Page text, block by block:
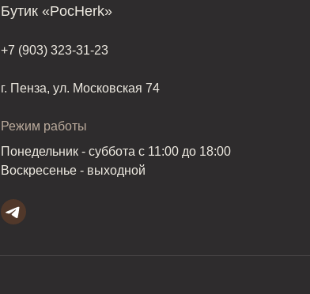
Бутик «PocHerk»
+7 (903) 323-31-23
г. Пенза, ул. Московская 74
Режим работы
Понедельник - суббота с 11:00 до 18:00
Воскресенье - выходной